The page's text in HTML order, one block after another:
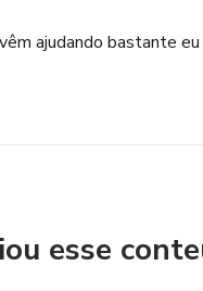
o poder dos
ajudando bastante
esse